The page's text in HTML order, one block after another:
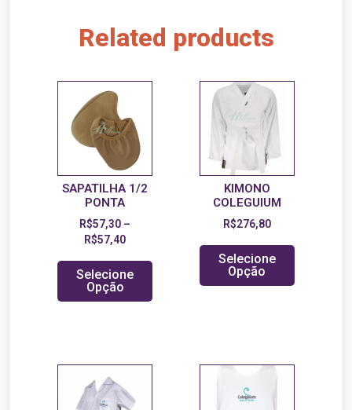
Related products
SAPATILHA 1/2
PONTA
R$57,30 –
R$57,40
Selecione
Opção
KIMONO
COLEGUIUM
R$276,80
Selecione
Opção